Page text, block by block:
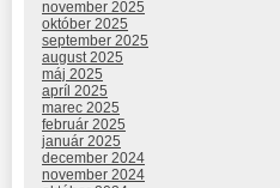
november 2025
október 2025
september 2025
august 2025
máj 2025
apríl 2025
marec 2025
február 2025
január 2025
december 2024
november 2024